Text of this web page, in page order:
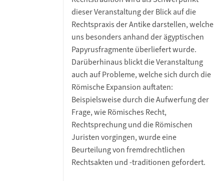
dieser Veranstaltung der Blick auf die
Rechtspraxis der Antike darstellen, welche
uns besonders anhand der ägyptischen
Papyrusfragmente überliefert wurde.
Darüberhinaus blickt die Veranstaltung
auch auf Probleme, welche sich durch die
Römische Expansion auftaten:
Beispielsweise durch die Aufwerfung der
Frage, wie Römisches Recht,
Rechtsprechung und die Römischen
Juristen vorgingen, wurde eine
Beurteilung von fremdrechtlichen
Rechtsakten und -traditionen gefordert.